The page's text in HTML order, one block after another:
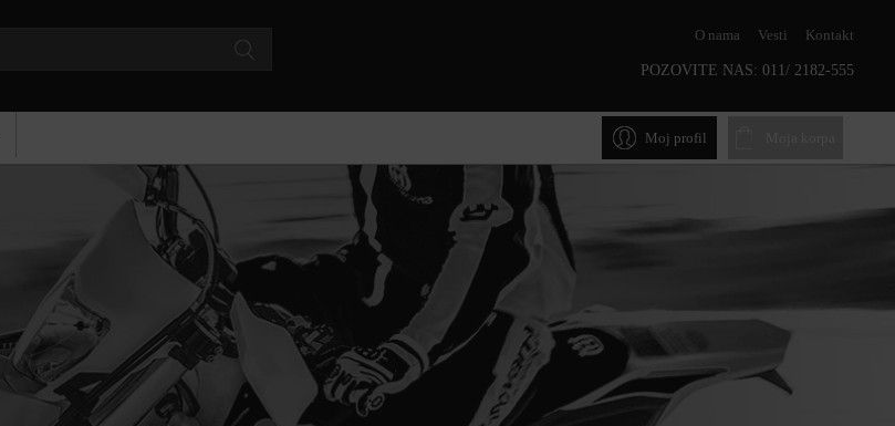
O nama Vesti Kontakt
POZOVITE NAS: 011/ 2182-555
Moj profil